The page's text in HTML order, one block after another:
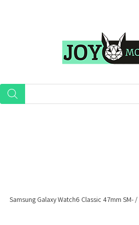
/
Samsung Galaxy Watch6 Classic 47mm SM-